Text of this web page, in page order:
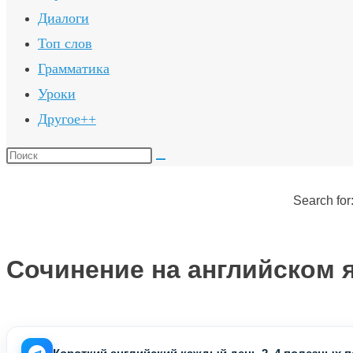
Диалоги
Топ слов
Грамматика
Уроки
Другое++
Поиск
Search for:
Сочинение на английском